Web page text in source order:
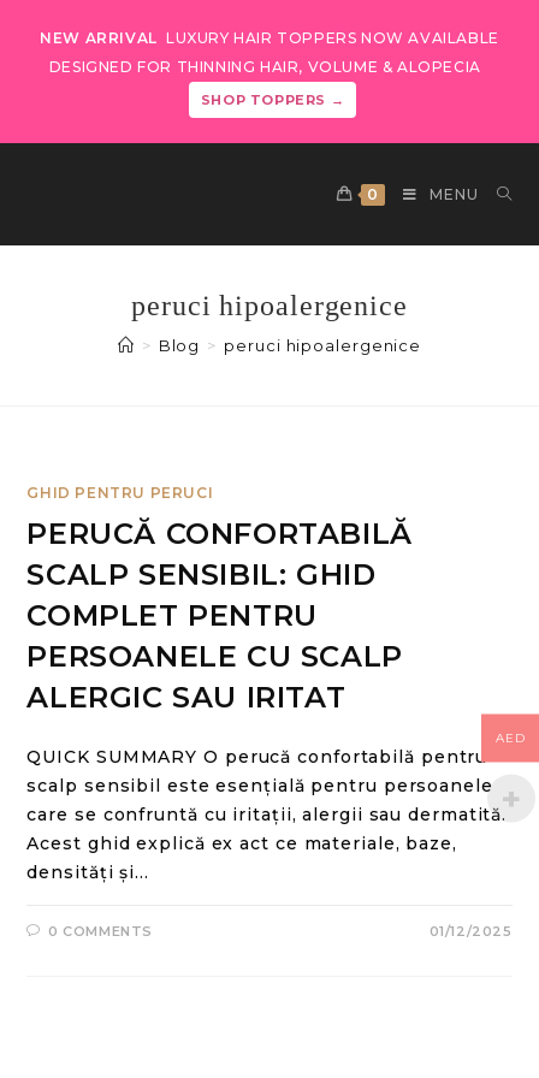
NEW ARRIVAL LUXURY HAIR TOPPERS NOW AVAILABLE
DESIGNED FOR THINNING HAIR, VOLUME & ALOPECIA
SHOP TOPPERS →
0 MENU
peruci hipoalergenice
> Blog > peruci hipoalergenice
GHID PENTRU PERUCI
PERUCĂ CONFORTABILĂ
SCALP SENSIBIL: GHID
COMPLET PENTRU
PERSOANELE CU SCALP
ALERGIC SAU IRITAT
QUICK SUMMARY O perucă confortabilă pentru
scalp sensibil este esențială pentru persoanele
care se confruntă cu iritații, alergii sau dermatită.
Acest ghid explică ex act ce materiale, baze,
densități și…
0 COMMENTS 01/12/2025
AED